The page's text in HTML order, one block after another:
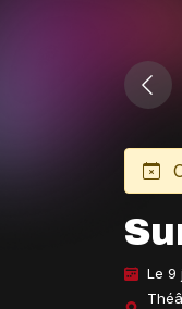
Le 9